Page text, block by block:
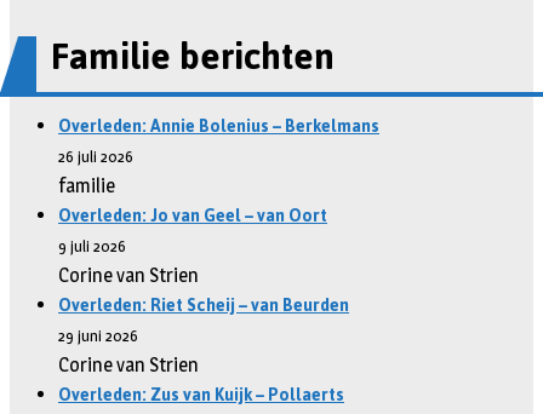
Familie berichten
Overleden: Annie Bolenius – Berkelmans
26 juli 2026
familie
Overleden: Jo van Geel – van Oort
9 juli 2026
Corine van Strien
Overleden: Riet Scheij – van Beurden
29 juni 2026
Corine van Strien
Overleden: Zus van Kuijk – Pollaerts